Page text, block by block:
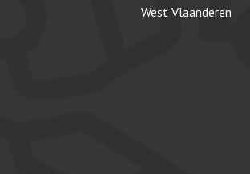
West Vlaanderen